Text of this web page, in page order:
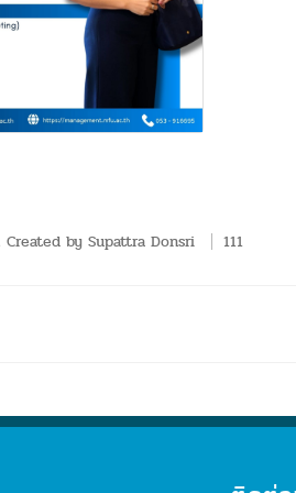
Created by Supattra Donsri 111